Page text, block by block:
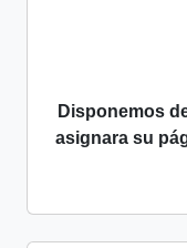
Disponemos
asignara su